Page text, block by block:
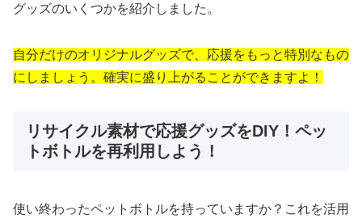
グッズのいくつかを紹介しました。
自分だけのオリジナルグッズで、応援をもっと特別なもの
にしましょう。確実に盛り上がることができますよ！
リサイクル素材で応援グッズをDIY！ペッ
トボトルを再利用しよう！
使い終わったペットボトルを持っていますか？これを活用